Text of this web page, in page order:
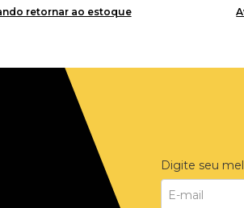
retornar ao estoque
Digite seu